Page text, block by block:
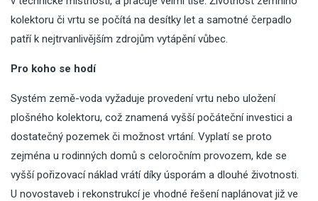
kolektoru či vrtu se počítá na desítky let a samotné čerpadlo
patří k nejtrvanlivějším zdrojům vytápění vůbec.
Pro koho se hodí
Systém země-voda vyžaduje provedení vrtu nebo uložení
plošného kolektoru, což znamená vyšší počáteční investici a
dostatečný pozemek či možnost vrtání. Vyplatí se proto
zejména u rodinných domů s celoročním provozem, kde se
vyšší pořizovací náklad vrátí díky úsporám a dlouhé životnosti.
U novostaveb i rekonstrukcí je vhodné řešení naplánovat již ve